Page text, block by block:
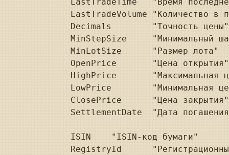
LastTradeTime	"Время последней сделки"	typeof(DateTime));
LastTradeVolume	"Количество в последней сделке"	typeof(decimal));
Decimals	"Точность цены"	typeof(int));
MinStepSize	"Минимальный шаг цены"	typeof(decimal));
MinLotSize	"Размер лота"	typeof(int));
OpenPrice	"Цена открытия"	typeof(decimal));
HighPrice	"Максимальная цена сделки"	typeof(decimal));
LowPrice	"Минимальная цена сделки"	typeof(decimal));
ClosePrice	"Цена закрытия"	typeof(decimal));
SettlementDate	"Дата погашения"	typeof(DateTime));
ISIN	"ISIN-код бумаги"	typeof(string));
RegistryId	"Регистрационный номер"	typeof(string));